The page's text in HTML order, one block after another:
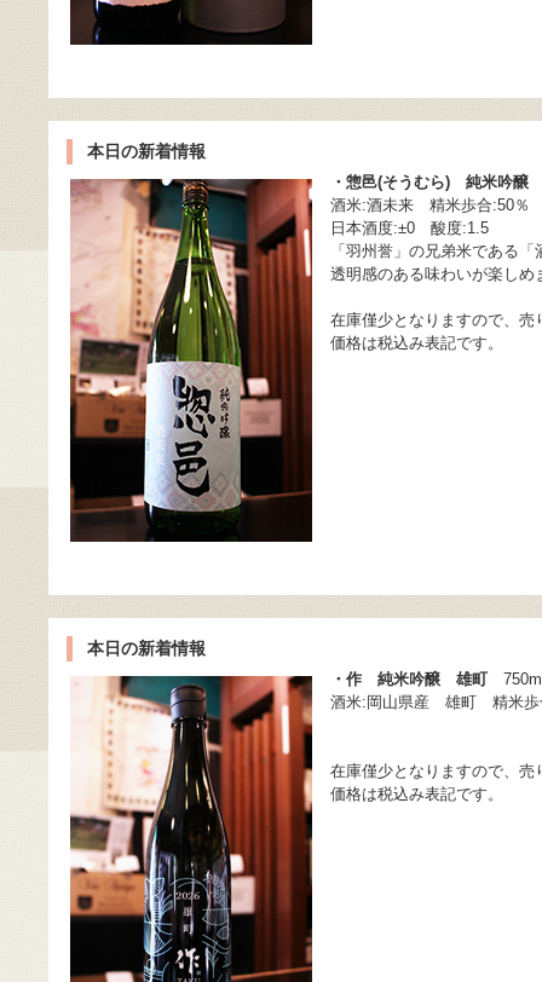
本日の新着情報
・惣邑(そうむら) 純米吟醸
酒米:酒未来 精米歩合:50％
日本酒度:±0 酸度:1.5
「羽州誉」の兄弟米である
透明感のある味わいが楽し
在庫僅少となりますので、
価格は税込み表記です。
本日の新着情報
・作 純米吟醸 雄町
酒米:岡山県産 雄町 精米歩
在庫僅少となりますので、
価格は税込み表記です。